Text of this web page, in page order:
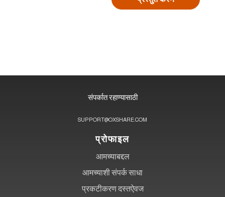
संपर्कात रहाण्यासाठी
SUPPORT@OXSHARE.COM
प्रोफाइल
आमच्याबद्दल
आमच्याशी संपर्क साधा
प्रकटीकरण दस्तऐवज